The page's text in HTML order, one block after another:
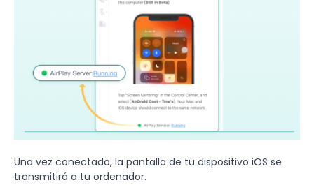
Una vez conectado, la pantalla de tu dispositivo iOS se
transmitirá a tu ordenador.